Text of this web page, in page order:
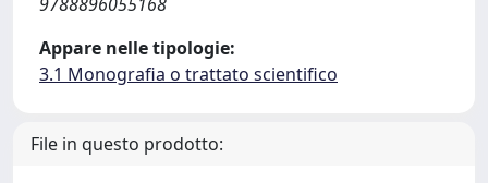
Appare nelle tipologie:
3.1 Monografia o trattato scientifico
File in questo prodotto: